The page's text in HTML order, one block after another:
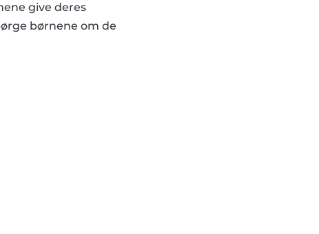
give deres
børnene om de